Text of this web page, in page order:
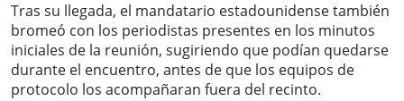
Tras su llegada, el mandatario estadounidense también
bromeó con los periodistas presentes en los minutos
iniciales de la reunión, sugiriendo que podían quedarse
durante el encuentro, antes de que los equipos de
protocolo los acompañaran fuera del recinto.